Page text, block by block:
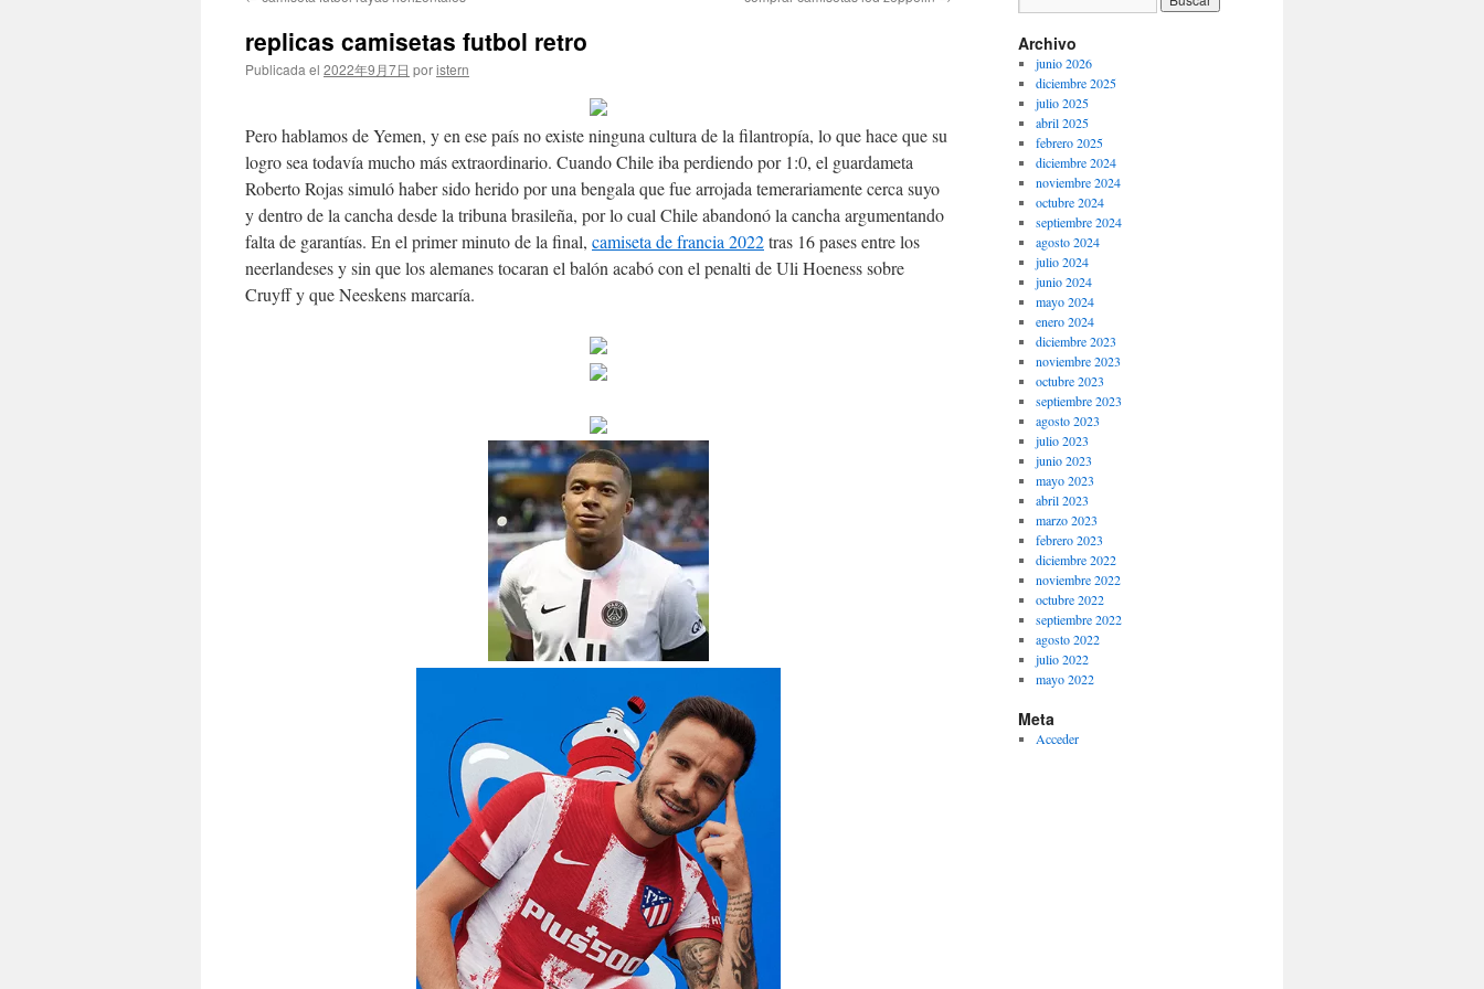
contenido
replicas camisetas futbol retro
Publicada el 2022年9月7日 poristern
Pero hablamos de Yemen, y en ese país no existe ninguna cultura de la filantropía, lo que hace que su
logro sea todavía mucho más extraordinario. Cuando Chile iba perdiendo por 1:0, el guardameta
Roberto Rojas simuló haber sido herido por una bengala que fue arrojada temerariamente cerca suyo
y dentro de la cancha desde la tribuna brasileña, por lo cual Chile abandonó la cancha argumentando
falta de garantías. En el primer minuto de la final, camiseta de francia 2022tras 16 pases entre los
neerlandeses y sin que los alemanes tocaran el balón acabó con el penalti de Uli Hoeness sobre
Cruyff y que Neeskens marcaría.
Archivo
junio 2026
diciembre 2025
julio 2025
abril 2025
febrero 2025
diciembre 2024
noviembre 2024
octubre 2024
septiembre 2024
agosto 2024
julio 2024
junio 2024
mayo 2024
enero 2024
diciembre 2023
noviembre 2023
octubre 2023
septiembre 2023
agosto 2023
julio 2023
junio 2023
mayo 2023
abril 2023
marzo 2023
febrero 2023
diciembre 2022
noviembre 2022
octubre 2022
septiembre 2022
agosto 2022
julio 2022
mayo 2022
Meta
Acceder